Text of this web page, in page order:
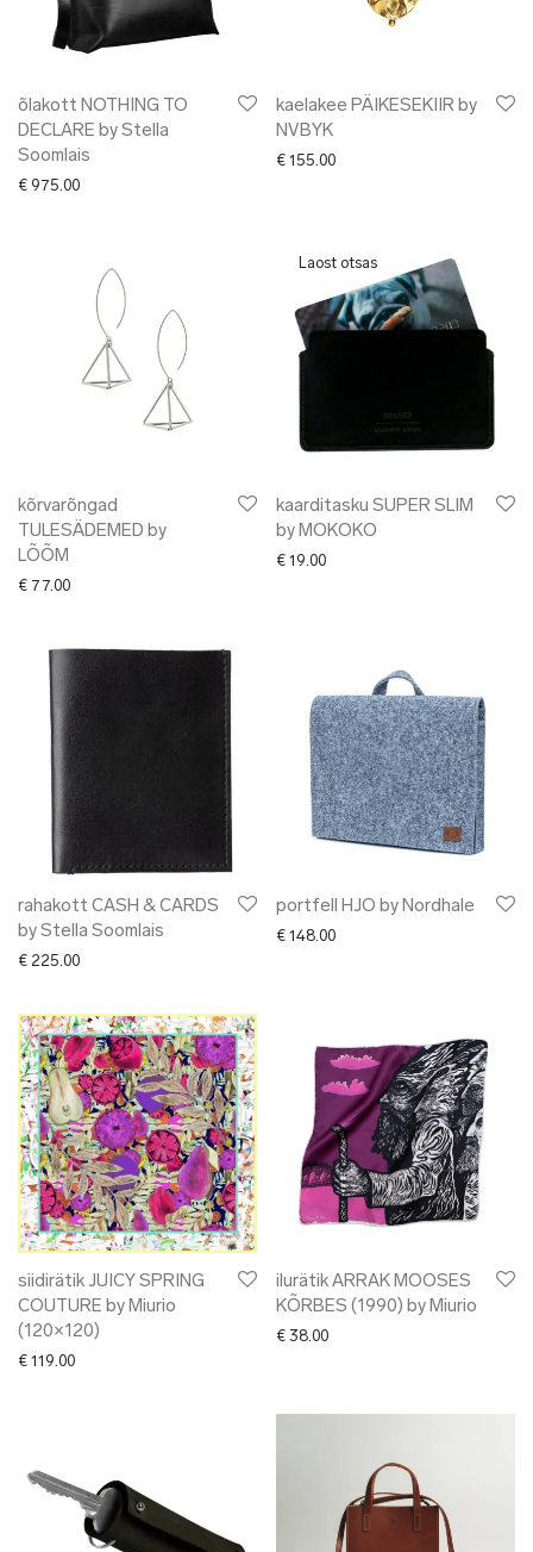
õlakott NOTHING TO
DECLARE by Stella
Soomlais
€ 975.00
kaelakee PÄIKESEKIIR by
NVBYK
€ 155.00
kõrvarõngad
TULESÄDEMED by
LÕÕM
€ 77.00
kaarditasku SUPER SLIM
by MOKOKO
€ 19.00
rahakott CASH & CARDS
by Stella Soomlais
€ 225.00
portfell HJO by Nordhale
€ 148.00
siidirätik JUICY SPRING
COUTURE by Miurio
(120×120)
€ 119.00
ilurätik ARRAK MOOSES
KÕRBES (1990) by Miurio
€ 38.00